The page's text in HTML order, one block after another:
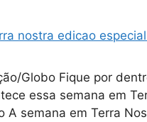
Globo Fique por
essa semana em
A semana em Terra